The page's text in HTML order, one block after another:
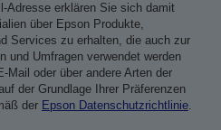
Adresse erklären Sie sich damit
über Epson Produkte,
Services zu erhalten, die auch zur
und Umfragen verwendet werden
Mail oder über andere Arten der
der Grundlage Ihrer Präferenzen
der Epson Datenschutzrichtlinie.